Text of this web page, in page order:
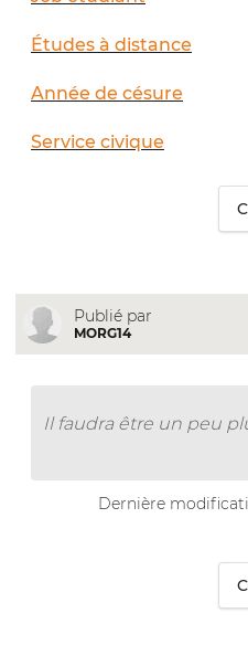
Études à distance
Année de césure
Service civique
Publié par
MORG14
Il faudra être un peu
Dernière